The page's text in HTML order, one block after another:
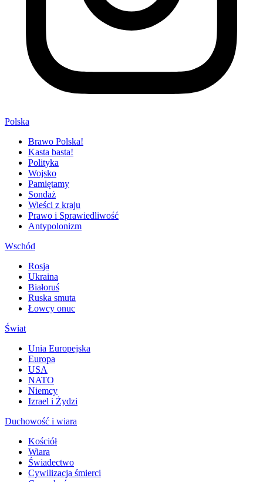
Polska
Brawo Polska!
Kasta basta!
Polityka
Wojsko
Pamiętamy
Sondaż
Wieści z kraju
Prawo i Sprawiedliwość
Antypolonizm
Wschód
Rosja
Ukraina
Białoruś
Ruska smuta
Łowcy onuc
Świat
Unia Europejska
Europa
USA
NATO
Niemcy
Izrael i Żydzi
Duchowość i wiara
Kościół
Wiara
Świadectwo
Cywilizacja śmierci